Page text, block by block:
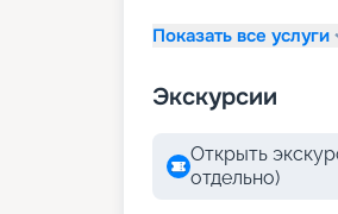
Показать все услуги
Экскурсии
Открыть
отдельно)